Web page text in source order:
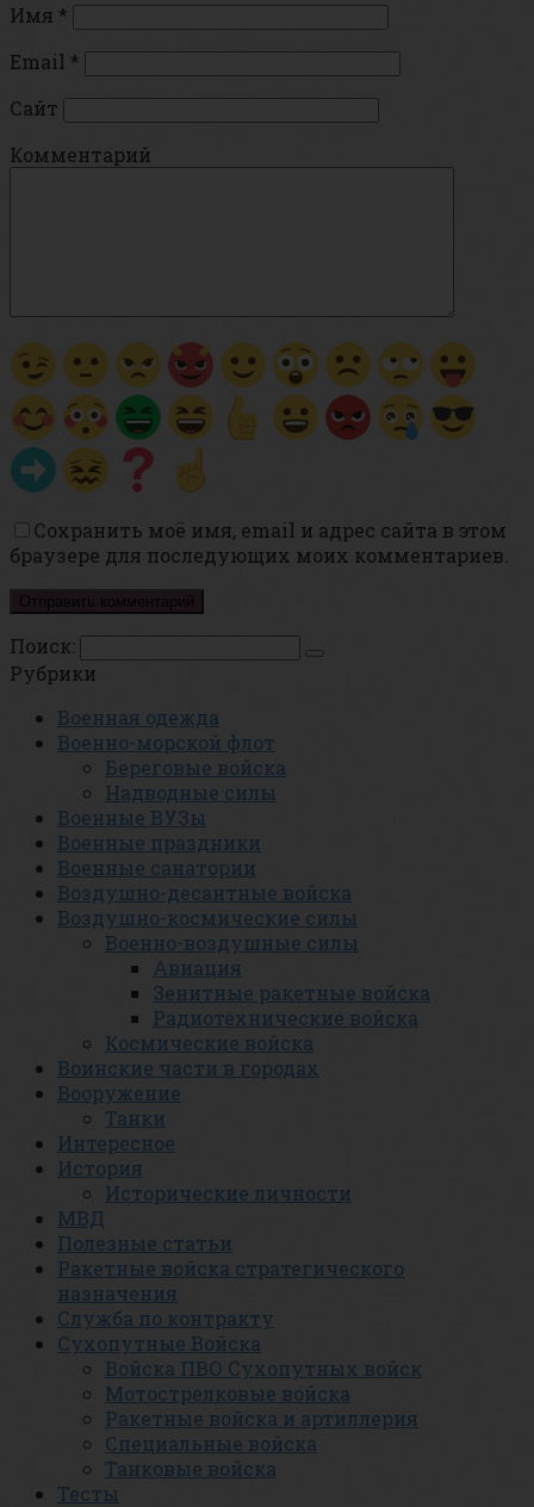
Имя *
Email *
Сайт
Комментарий
Сохранить моё имя, email и адрес сайта в этом
браузере для последующих моих комментариев.
Поиск:
Рубрики
Военная одежда
Военно-морской флот
Береговые войска
Надводные силы
Военные ВУЗы
Военные праздники
Военные санатории
Воздушно-десантные войска
Воздушно-космические силы
Военно-воздушные силы
Авиация
Зенитные ракетные войска
Радиотехнические войска
Космические войска
Воинские части в городах
Вооружение
Танки
Интересное
История
Исторические личности
МВД
Полезные статьи
Ракетные войска стратегического
назначения
Служба по контракту
Сухопутные Войска
Войска ПВО Сухопутных войск
Мотострелковые войска
Ракетные войска и артиллерия
Специальные войска
Танковые войска
Тесты